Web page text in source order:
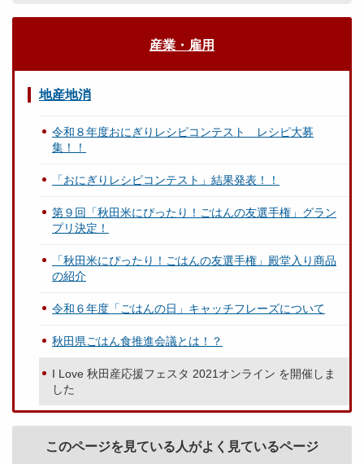
産業・雇用
地産地消
令和８年度おにぎりレシピコンテスト レシピ大募
集！！
「おにぎりレシピコンテスト」結果発表！！
第９回「秋田米にぴったり！ごはんの友選手権」グラン
プリ決定！
「秋田米にぴったり！ごはんの友選手権」殿堂入り商品
の紹介
令和６年度「ごはんの日」キャッチフレーズについて
秋田県ごはん食推進会議とは！？
I Love 秋田産応援フェスタ 2021オンライン を開催しま
した
このページを見ている人がよく見ているページ